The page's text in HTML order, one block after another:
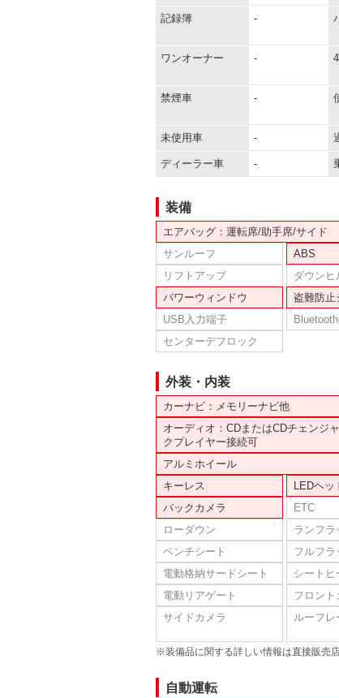
記録簿 -
ワンオーナー -
禁煙車 -
未使用車 -
ディーラー車 -
装備
エアバッグ：運転席/助手席/サイド
サンルーフ
ABS
リフトアップ
ダウン
パワーウィンドウ
盗難防止
USB入力端子
センターデフロック
外装・内装
カーナビ：メモリーナビ他
オーディオ：CDまたはCDチェンジ
クプレイヤー接続可
アルミホイール
キーレス
LEDヘッ
バックカメラ
ETC
ローダウン
ランフラ
ベンチシート
フルフラ
電動格納サードシート
シートヒ
電動リアゲート
フロント
サイドカメラ
ルーフレ
※装備品に関する詳しい情報は直接販売
自動運転